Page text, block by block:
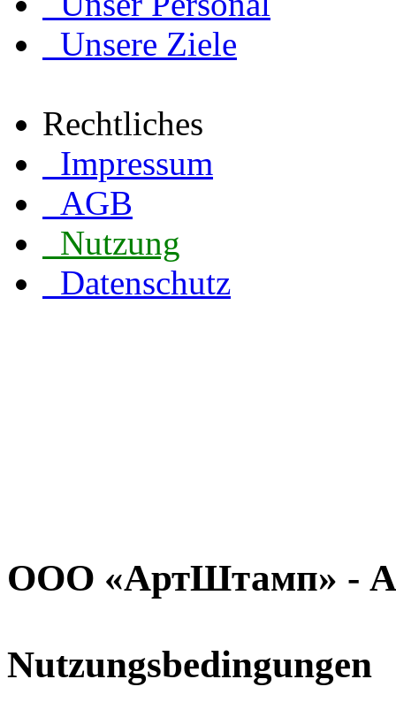
Unsere Ziele
Rechtliches
Impressum
AGB
Nutzung
Datenschutz
ООО «АртШтамп» -
Nutzungsbedingungen